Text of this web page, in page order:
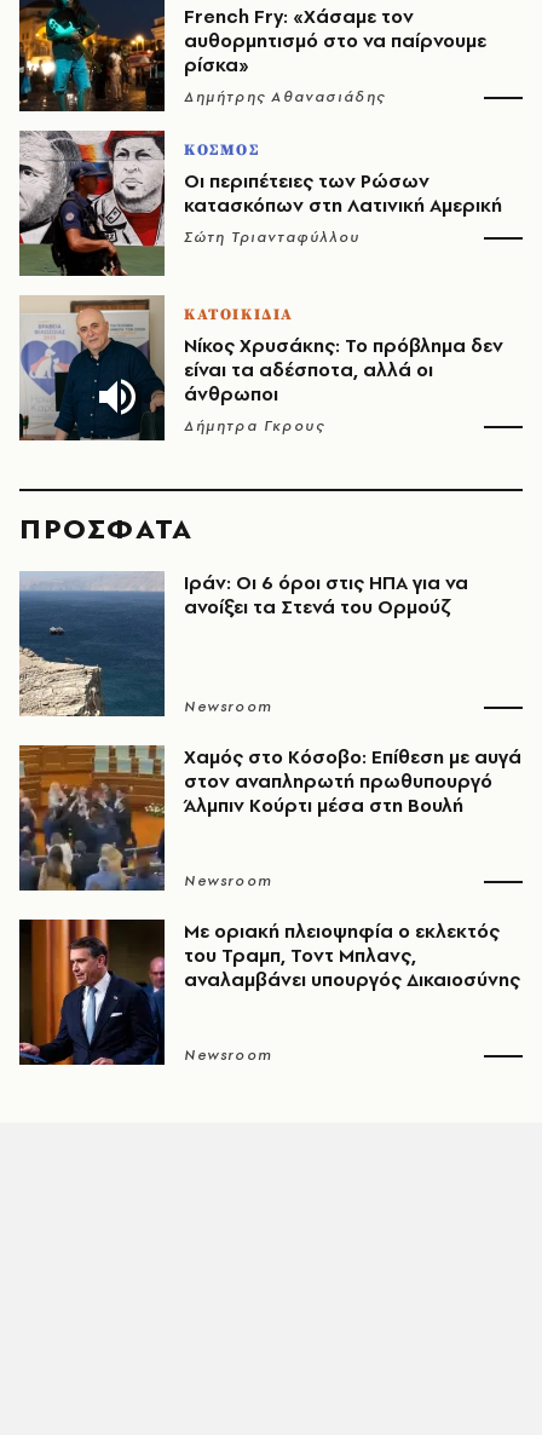
French Fry: «Χάσαμε τον
αυθορμητισμό στο να παίρνουμε
ρίσκα»
Δημήτρης Αθανασιάδης
ΚΟΣΜΟΣ
Οι περιπέτειες των Ρώσων
κατασκόπων στη Λατινική Αμερική
Σώτη Τριανταφύλλου
ΚΑΤΟΙΚΙΔΙΑ
Νίκος Χρυσάκης: Το πρόβλημα δεν
είναι τα αδέσποτα, αλλά οι
άνθρωποι
Δήμητρα Γκρους
ΠΡΟΣΦΑΤΑ
Ιράν: Οι 6 όροι στις ΗΠΑ για να
ανοίξει τα Στενά του Ορμούζ
Newsroom
Χαμός στο Κόσοβο: Επίθεση με αυγά
στον αναπληρωτή πρωθυπουργό
Άλμπιν Κούρτι μέσα στη Βουλή
Newsroom
Με οριακή πλειοψηφία ο εκλεκτός
του Τραμπ, Τοντ Μπλανς,
αναλαμβάνει υπουργός Δικαιοσύνης
Newsroom